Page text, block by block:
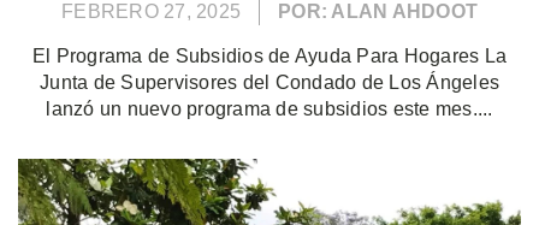
FEBRERO 27, 2025 POR: ALAN AHDOOT
El Programa de Subsidios de Ayuda Para Hogares La
Junta de Supervisores del Condado de Los Ángeles
lanzó un nuevo programa de subsidios este mes....